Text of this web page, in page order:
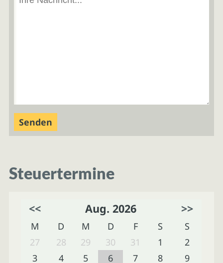
Steuertermine
<< Aug. 2026 >>
M D M D F S
S
27
28 29 30 31 1
2
3
4 5 6 7 8
9